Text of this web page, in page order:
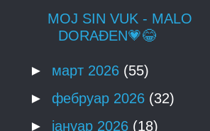
MOJ SIN VUK - MALO
DORAĐEN💗😂
► март 2026 (55)
► фебруар 2026 (32)
► јануар 2026 (18)